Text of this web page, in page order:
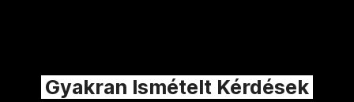
Gyakran Ismételt Kérdések